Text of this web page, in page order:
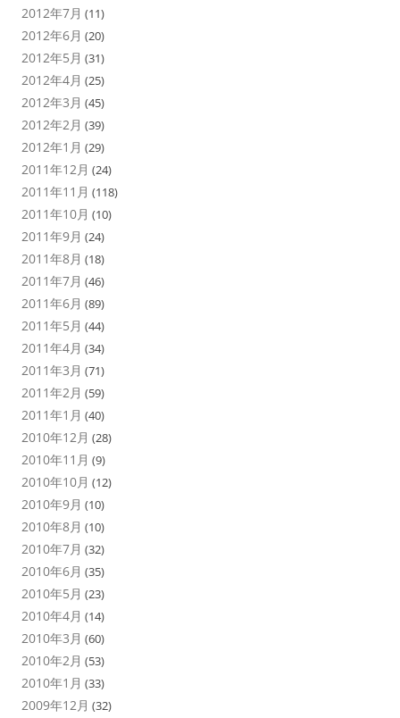
2012年7月 (11)
2012年6月 (20)
2012年5月 (31)
2012年4月 (25)
2012年3月 (45)
2012年2月 (39)
2012年1月 (29)
2011年12月 (24)
2011年11月 (118)
2011年10月 (10)
2011年9月 (24)
2011年8月 (18)
2011年7月 (46)
2011年6月 (89)
2011年5月 (44)
2011年4月 (34)
2011年3月 (71)
2011年2月 (59)
2011年1月 (40)
2010年12月 (28)
2010年11月 (9)
2010年10月 (12)
2010年9月 (10)
2010年8月 (10)
2010年7月 (32)
2010年6月 (35)
2010年5月 (23)
2010年4月 (14)
2010年3月 (60)
2010年2月 (53)
2010年1月 (33)
2009年12月 (32)